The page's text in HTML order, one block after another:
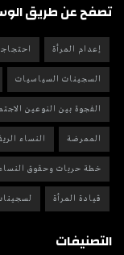
تصفح عن طريق
إعدام المرأة
السجينات السياسيات
الفجوة بين النوعين
الممرضة النساء
خطة حريات وحقوق
قيادة المرأة
التصنيفات